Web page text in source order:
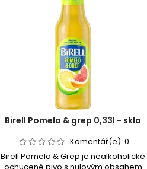
Birell Pomelo & grep 0,33l - sklo
Komentář(e): 0
Birell Pomelo & Grep je nealkoholické
ochucené pivo s nulovým obsahem